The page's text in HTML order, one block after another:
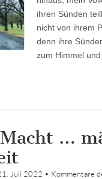
ihren Sünden
nicht von ihrem
denn ihre
zum Himmel
…
Juli 2022 • Kommentare